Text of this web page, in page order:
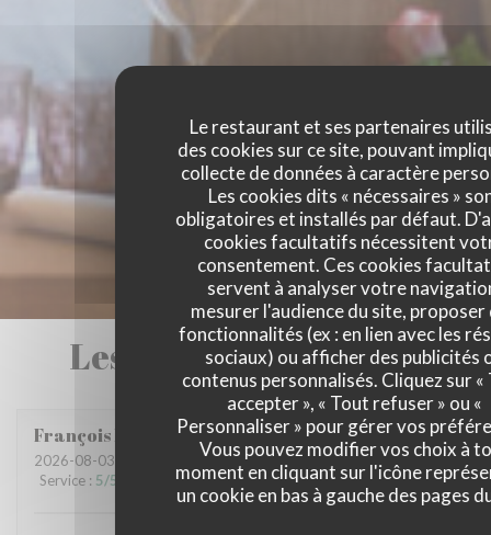
Le restaurant et ses partenaires
des cookies sur ce site, pouvant
collecte de données à caractère
Les cookies dits « nécessaires »
obligatoires et installés par défaut.
cookies facultatifs nécessitent
consentement. Ces cookies
servent à analyser votre
mesurer l'audience du site, proposer
fonctionnalités (ex : en lien avec les
sociaux) ou afficher des publicités
contenus personnalisés. Cliquez sur «
accepter », « Tout refuser » ou «
Personnaliser » pour gérer vos
Vous pouvez modifier vos choix à
moment en cliquant sur l'icône
un cookie en bas à gauche des pages
Les avis de nos clients
François
2026-08-03 - 20:00 - Couverts 3
Service : 5/5 Ambiance:5/5 Cuisine :5/5 Qualité / Prix:5/5